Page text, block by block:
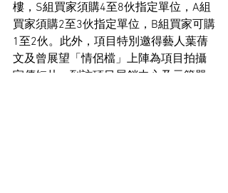
樓，S組買家須購4至8伙指定單位，A組
買家須購2至3伙指定單位，B組買家可購
1至2伙。此外，項目特別邀得藝人葉蒨
文及曾展望「情侶檔」上陣為項目拍攝
宣傳短片，到訪項目展銷中心及示範單